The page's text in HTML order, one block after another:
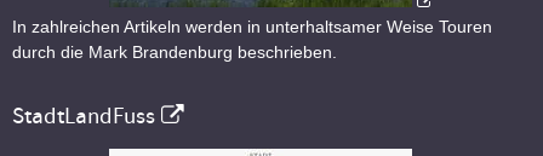
In zahlreichen Artikeln werden in unterhaltsamer Weise Touren
durch die Mark Brandenburg beschrieben.
StadtLandFuss